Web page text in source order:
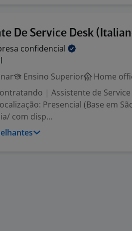
De Service Desk
confidencial
Ensino Superior
Home
| Assistente de
Presencial (Base em
com disp...